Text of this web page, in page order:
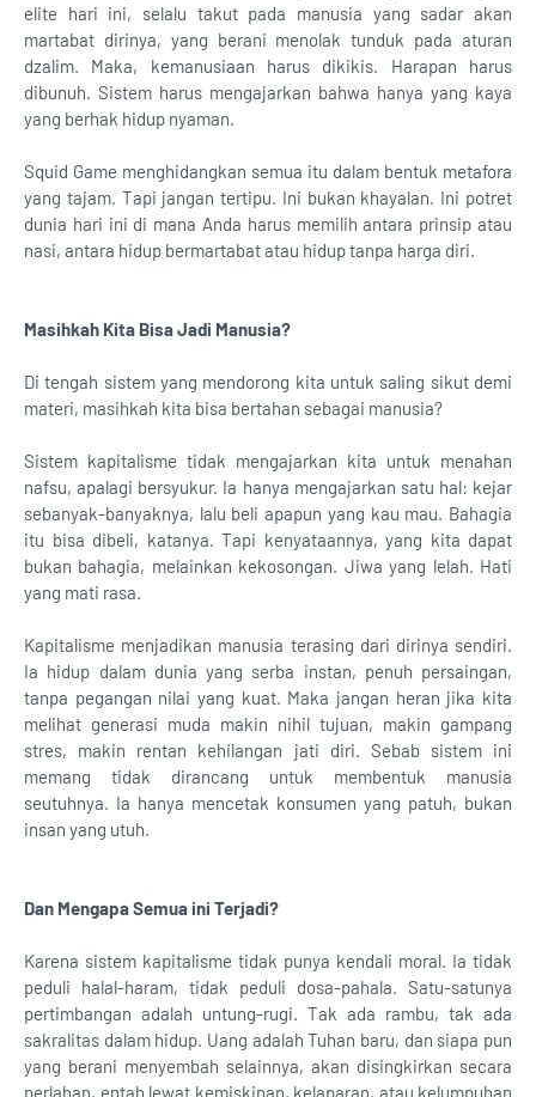
elite hari ini, selalu takut pada manusia yang sadar akan
martabat dirinya, yang berani menolak tunduk pada aturan
dzalim. Maka, kemanusiaan harus dikikis. Harapan harus
dibunuh. Sistem harus mengajarkan bahwa hanya yang kaya
yang berhak hidup nyaman.
Squid Game menghidangkan semua itu dalam bentuk metafora
yang tajam. Tapi jangan tertipu. Ini bukan khayalan. Ini potret
dunia hari ini di mana Anda harus memilih antara prinsip atau
nasi, antara hidup bermartabat atau hidup tanpa harga diri.
Masihkah Kita Bisa Jadi Manusia?
Di tengah sistem yang mendorong kita untuk saling sikut demi
materi, masihkah kita bisa bertahan sebagai manusia?
Sistem kapitalisme tidak mengajarkan kita untuk menahan
nafsu, apalagi bersyukur. Ia hanya mengajarkan satu hal: kejar
sebanyak-banyaknya, lalu beli apapun yang kau mau. Bahagia
itu bisa dibeli, katanya. Tapi kenyataannya, yang kita dapat
bukan bahagia, melainkan kekosongan. Jiwa yang lelah. Hati
yang mati rasa.
Kapitalisme menjadikan manusia terasing dari dirinya sendiri.
Ia hidup dalam dunia yang serba instan, penuh persaingan,
tanpa pegangan nilai yang kuat. Maka jangan heran jika kita
melihat generasi muda makin nihil tujuan, makin gampang
stres, makin rentan kehilangan jati diri. Sebab sistem ini
memang tidak dirancang untuk membentuk manusia
seutuhnya. Ia hanya mencetak konsumen yang patuh, bukan
insan yang utuh.
Dan Mengapa Semua ini Terjadi?
Karena sistem kapitalisme tidak punya kendali moral. Ia tidak
peduli halal-haram, tidak peduli dosa-pahala. Satu-satunya
pertimbangan adalah untung-rugi. Tak ada rambu, tak ada
sakralitas dalam hidup. Uang adalah Tuhan baru, dan siapa pun
yang berani menyembah selainnya, akan disingkirkan secara
perlahan, entah lewat kemiskinan, kelaparan, atau kelumpuhan